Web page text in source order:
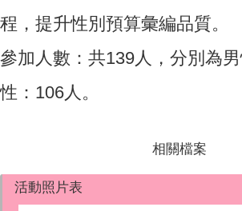
程，提升性別預算彙編品質。
參加人數：共139人，分別為
性：106人。
相關檔案
活動照片表